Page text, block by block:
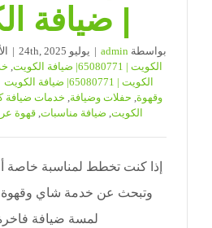
| ضيافة
بواسطةadmin
| يوليو 24th, 2025 |
الكويت | 65080771| ضيافة الكويت
,
الكويت | 65080771| ضيافة الكويت
وقهوة, حفلات وضيافة, خدمات ضيافة
الكويت, ضيافة مناسبات,قهوة
إذا كنت تخطط لمناسبة خاصة
وتبحث عن خدمة شاي وقهوة
لمسة ضيافة